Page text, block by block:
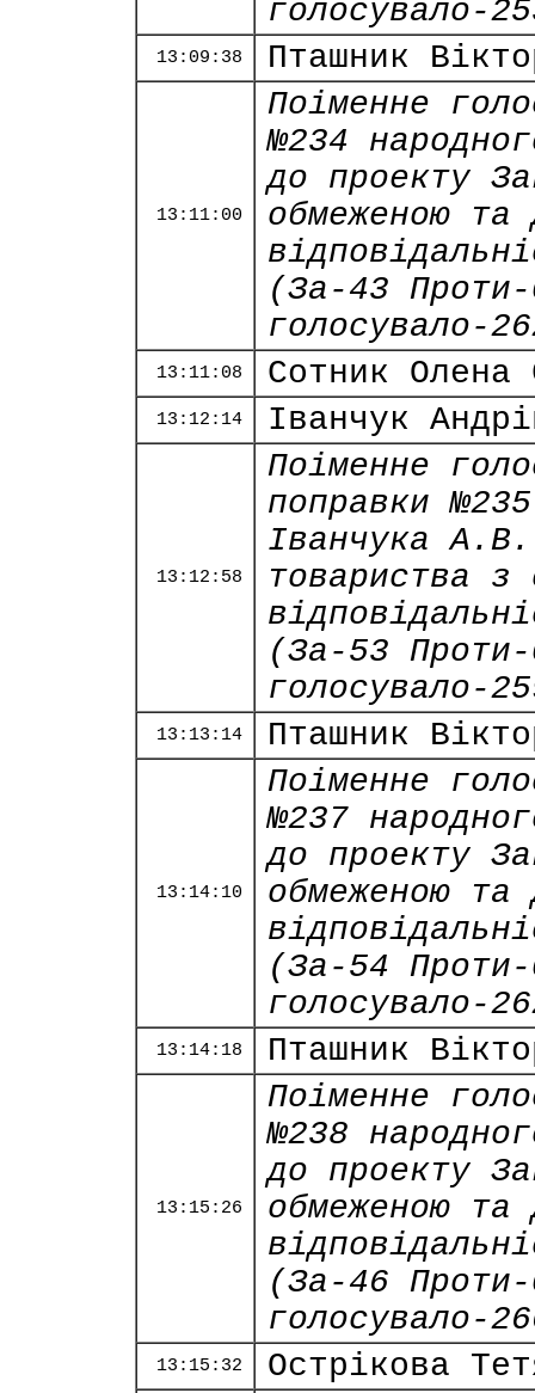
голосувало-
13:09:38 Пташник
13:11:00
Поіменне
№234
до проекту
обмеженою та
(За-43
голосувало-
13:11:08 Сотник Олена
13:12:14 Іванчук
13:12:58
Поіменне
поправки
Іванчука
товариства з
(За-53
голосувало-
13:13:14 Пташник
13:14:10
Поіменне
№237
до проекту
обмеженою та
(За-54
голосувало-
13:14:18 Пташник
13:15:26
Поіменне
№238
до проекту
обмеженою та
(За-46
голосувало-
13:15:32 Острікова